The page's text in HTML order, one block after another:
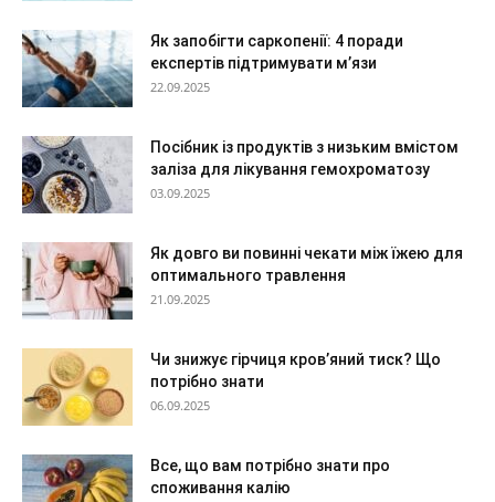
Як запобігти саркопенії: 4 поради
експертів підтримувати м’язи
22.09.2025
Посібник із продуктів з низьким вмістом
заліза для лікування гемохроматозу
03.09.2025
Як довго ви повинні чекати між їжею для
оптимального травлення
21.09.2025
Чи знижує гірчиця кров’яний тиск? Що
потрібно знати
06.09.2025
Все, що вам потрібно знати про
споживання калію